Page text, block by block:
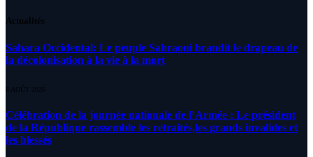
Actualités
Sahara Occidental: Le peuple Sahraoui brandit le drapeau de
la décolonisation à la vie à la mort
8 AOÛT 2026
Célébration de la journée nationale de l’Armée : Le président
de la République rassemble les retraités,les grands invalides et
les blessés